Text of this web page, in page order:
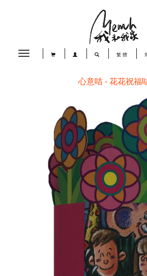
Toggle
繁體
心意咭 - 花花祝福